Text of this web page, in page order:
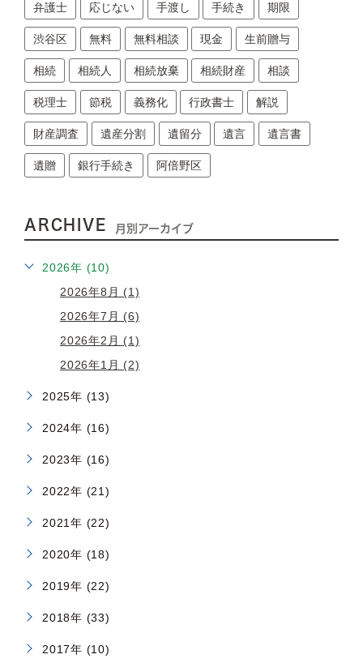
弁護士 応じない 手渡し 手続き 期限
渋谷区 無料 無料相談 現金 生前贈与
相続 相続人 相続放棄 相続財産 相談
税理士 節税 義務化 行政書士 解説
財産調査 遺産分割 遺留分 遺言 遺言書
遺贈 銀行手続き 阿倍野区
ARCHIVE 月別アーカイブ
2026年 (10)
2026年8月 (1)
2026年7月 (6)
2026年2月 (1)
2026年1月 (2)
2025年 (13)
2024年 (16)
2023年 (16)
2022年 (21)
2021年 (22)
2020年 (18)
2019年 (22)
2018年 (33)
2017年 (10)